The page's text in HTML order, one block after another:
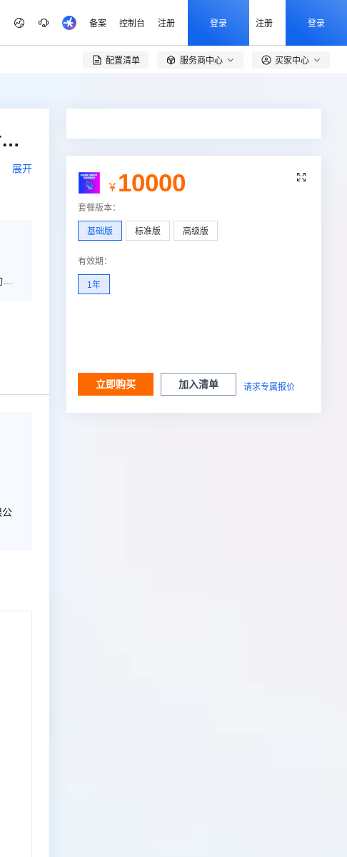
云 备案 控制台 注册 登录 注册 登录
配置清单  服务商中心 买家中心
自动取数 数据治理 电商数据看板 高管数据驾驶舱 数智大屏看板应用工具开发
展开
公

¥ 10000
套餐版本：
基础版 标准版 高级版
有效期 ：
1年
立即购买 加入清单 请求专属报价